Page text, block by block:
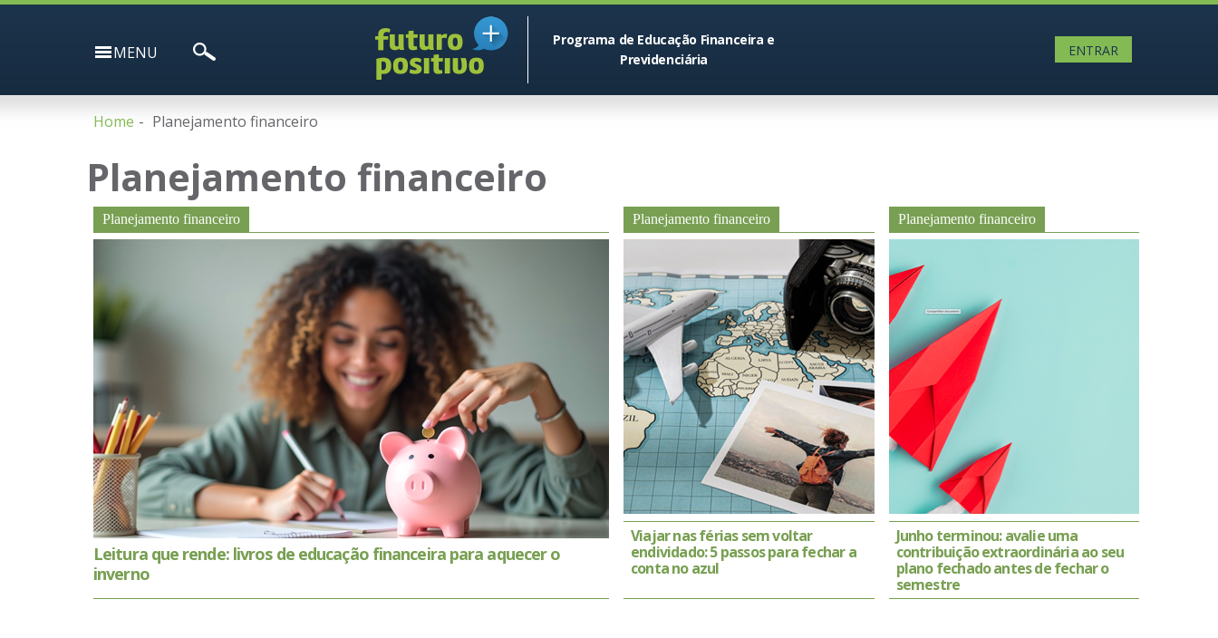
MENU
Programa de Educação Financeira e
Previdenciária
ENTRAR
Home Planejamento financeiro
Planejamento financeiro
Planejamento financeiro
Leitura que rende: livros de educação financeira para aquecer o
inverno
Planejamento financeiro
Viajar nas férias sem voltar
endividado: 5 passos para fechar a
conta no azul
Planejamento financeiro
Junho terminou: avalie uma
contribuição extraordinária ao seu
plano fechado antes de fechar o
semestre